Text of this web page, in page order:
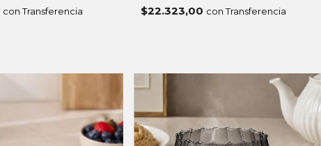
con Transferencia $22.323,00 con Transferencia